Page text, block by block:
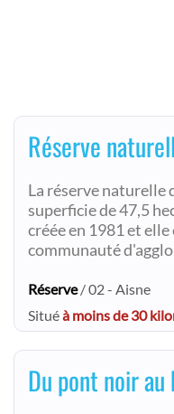
Réserve
La réserve naturelle
superficie de 47,5
créée en 1981 et
communauté
Réserve/ 02 - Aisne
Situéà moins de 30
Du pont noir